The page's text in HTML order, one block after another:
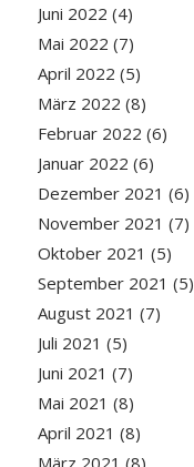
Juni 2022 (4)
Mai 2022 (7)
April 2022 (5)
März 2022 (8)
Februar 2022 (6)
Januar 2022 (6)
Dezember 2021 (6)
November 2021 (7)
Oktober 2021 (5)
September 2021 (5)
August 2021 (7)
Juli 2021 (5)
Juni 2021 (7)
Mai 2021 (8)
April 2021 (8)
März 2021 (8)